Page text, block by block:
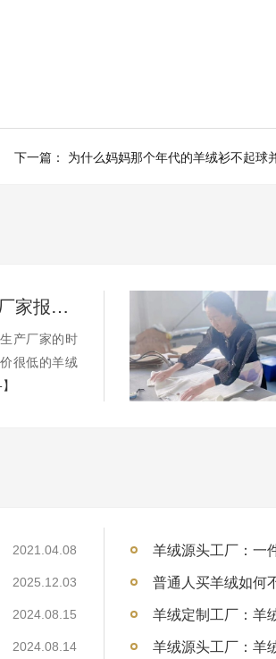
下一篇：
为什么很多羊绒衫生产厂家报价很低？或许是用了皮褪绒
产厂家的时
很低的羊绒
2021.04.08
2025.12.03
2024.08.15
2024.08.14
羊绒源头工厂：一
普通人买羊绒如何
羊绒定制工厂：羊
羊绒源头工厂：羊